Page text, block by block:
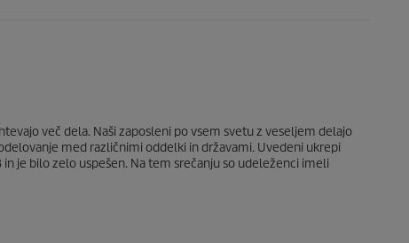
več dela. Naši zaposleni po vsem svetu z veseljem delajo
med različnimi oddelki in državami. Uvedeni ukrepi
je bilo zelo uspešen. Na tem srečanju so udeleženci imeli